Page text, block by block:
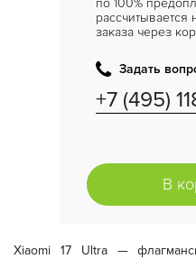
по 100%
заказа через
Задать
+7 (495)
В
Xiaomi 17 Ultra—